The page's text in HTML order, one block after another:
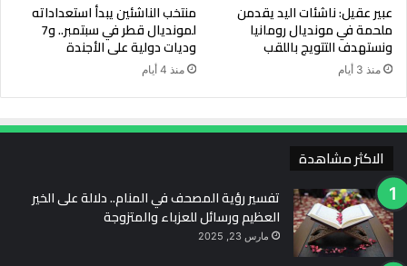
عبير عقيل: ناشئات اليد يقدمن
ملحمة في مونديال رومانيا
ونستهدف التتويج باللقب
منذ 3 أيام
منتخب الناشئين يبدأ استعداداته
لمونديال قطر في سبتمبر.. و7
وديات دولية على الأجندة
منذ 4 أيام
الاكثر مشاهدة
تفسير رؤية المصحف في المنام.. دلالة على الخير
العظيم ورسائل للعزباء والمتزوجة
مارس 23, 2025